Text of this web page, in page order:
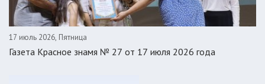
17 июль 2026, Пятница
Газета Красное знамя № 27 от 17 июля 2026 года